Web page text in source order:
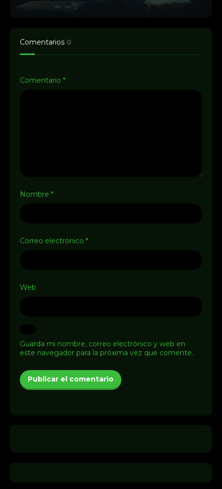
Comentarios 0
Comentario *
Nombre *
Correo electrónico *
Web
Guarda mi nombre, correo electrónico y web en
este navegador para la próxima vez que comente.